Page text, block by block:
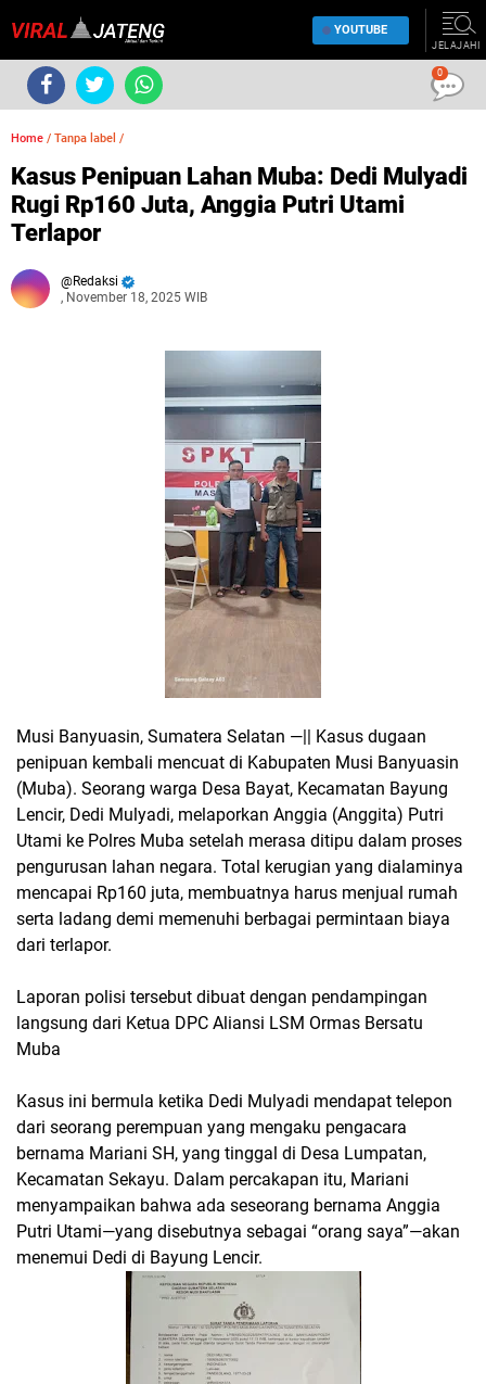
YOUTUBE
JELAJAHI
Home / Tanpa label /
Kasus Penipuan Lahan Muba: Dedi Mulyadi
Rugi Rp160 Juta, Anggia Putri Utami
Terlapor
Redaksi
, November 18, 2025 WIB
Musi Banyuasin, Sumatera Selatan —|| Kasus dugaan
penipuan kembali mencuat di Kabupaten Musi Banyuasin
(Muba). Seorang warga Desa Bayat, Kecamatan Bayung
Lencir, Dedi Mulyadi, melaporkan Anggia (Anggita) Putri
Utami ke Polres Muba setelah merasa ditipu dalam proses
pengurusan lahan negara. Total kerugian yang dialaminya
mencapai Rp160 juta, membuatnya harus menjual rumah
serta ladang demi memenuhi berbagai permintaan biaya
dari terlapor.
Laporan polisi tersebut dibuat dengan pendampingan
langsung dari Ketua DPC Aliansi LSM Ormas Bersatu
Muba
Kasus ini bermula ketika Dedi Mulyadi mendapat telepon
dari seorang perempuan yang mengaku pengacara
bernama Mariani SH, yang tinggal di Desa Lumpatan,
Kecamatan Sekayu. Dalam percakapan itu, Mariani
menyampaikan bahwa ada seseorang bernama Anggia
Putri Utami—yang disebutnya sebagai “orang saya”—akan
menemui Dedi di Bayung Lencir.
0